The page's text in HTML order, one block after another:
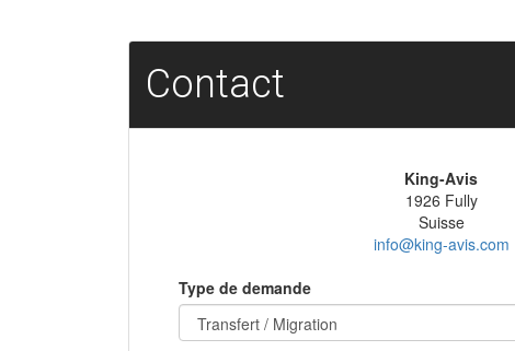
Contact
King-Avis
1926 Fully
Suisse
info@king-avis.com
Type de demande